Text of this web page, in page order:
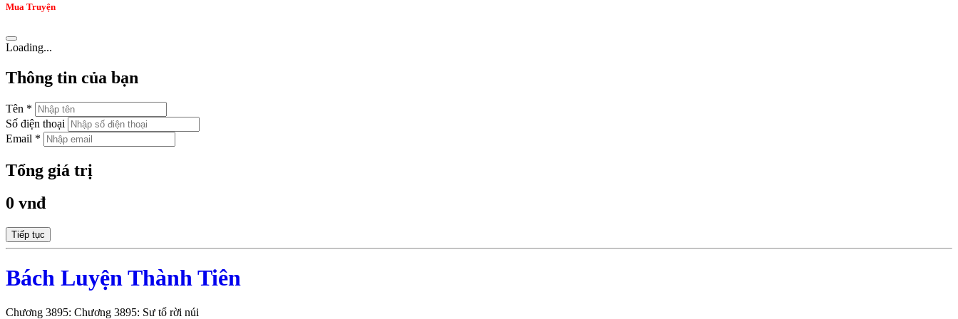
Mua Truyện
Loading...
Thông tin của bạn
Tên *
Số điện thoại
Email *
Tổng giá trị
0 vnđ
Tiếp tục
Bách Luyện Thành Tiên
Chương 3895: Chương 3895: Sư tổ rời núi